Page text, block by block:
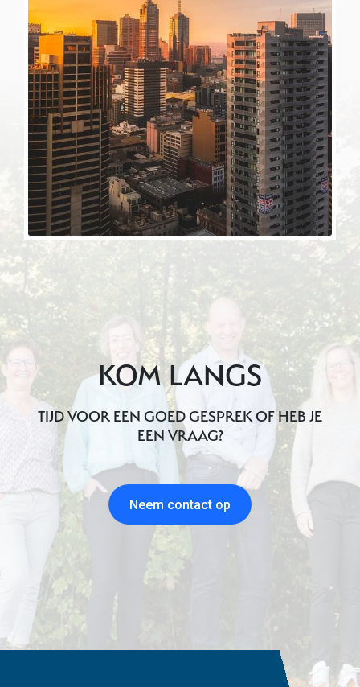
KOM LANGS
TIJD VOOR EEN GOED GESPREK OF HEB JE
EEN VRAAG?
Neem contact op